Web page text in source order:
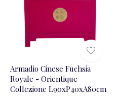
Armadio Cinese Fuchsia
Royale - Orientique
Collezione L90xP40xA80cm